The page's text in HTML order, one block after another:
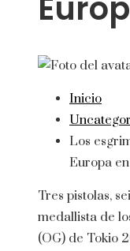
Inicio
Los
Europa
Tres pistolas,
medallista de
(OG) de Tokio